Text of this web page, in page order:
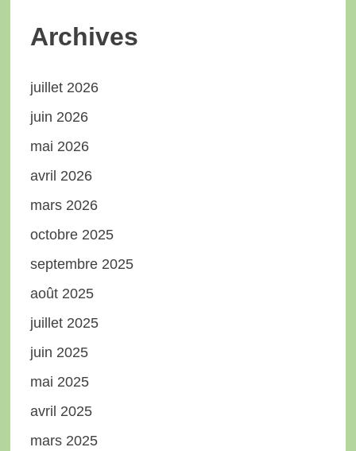
Archives
juillet 2026
juin 2026
mai 2026
avril 2026
mars 2026
octobre 2025
septembre 2025
août 2025
juillet 2025
juin 2025
mai 2025
avril 2025
mars 2025